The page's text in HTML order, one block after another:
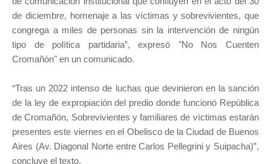
de diciembre, homenaje a las víctimas y sobrevivientes, que
congrega a miles de personas sin la intervención de ningún
tipo de política partidaria”, expresó "No Nos Cuenten
Cromañón" en un comunicado.
“Tras un 2022 intenso de luchas que devinieron en la sanción
de la ley de expropiación del predio donde funcionó República
de Cromañón, Sobrevivientes y familiares de víctimas estarán
presentes este viernes en el Obelisco de la Ciudad de Buenos
Aires (Av. Diagonal Norte entre Carlos Pellegrini y Suipacha)”,
concluye el texto.